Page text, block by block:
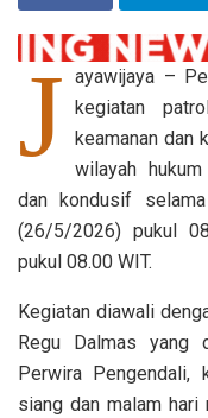
J ayawijaya –
kegiatan
keamanan dan
wilayah
dan kondusif
(26/5/2026) pukul
pukul 08.00 WIT.
Kegiatan diawali
Regu Dalmas yang
Perwira Pengendali,
siang dan malam hari